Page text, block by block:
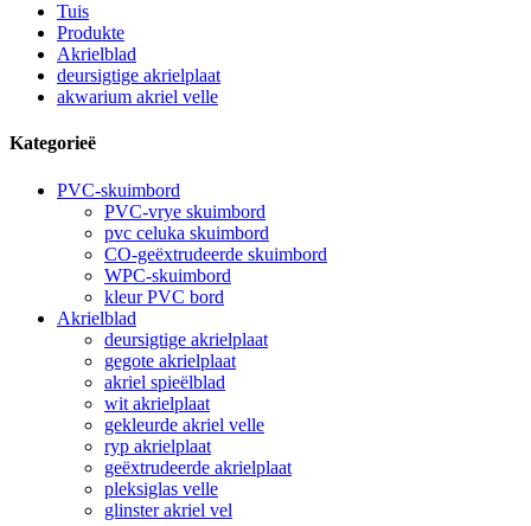
Tuis
Produkte
Akrielblad
deursigtige akrielplaat
akwarium akriel velle
Kategorieë
PVC-skuimbord
PVC-vrye skuimbord
pvc celuka skuimbord
CO-geëxtrudeerde skuimbord
WPC-skuimbord
kleur PVC bord
Akrielblad
deursigtige akrielplaat
gegote akrielplaat
akriel spieëlblad
wit akrielplaat
gekleurde akriel velle
ryp akrielplaat
geëxtrudeerde akrielplaat
pleksiglas velle
glinster akriel vel